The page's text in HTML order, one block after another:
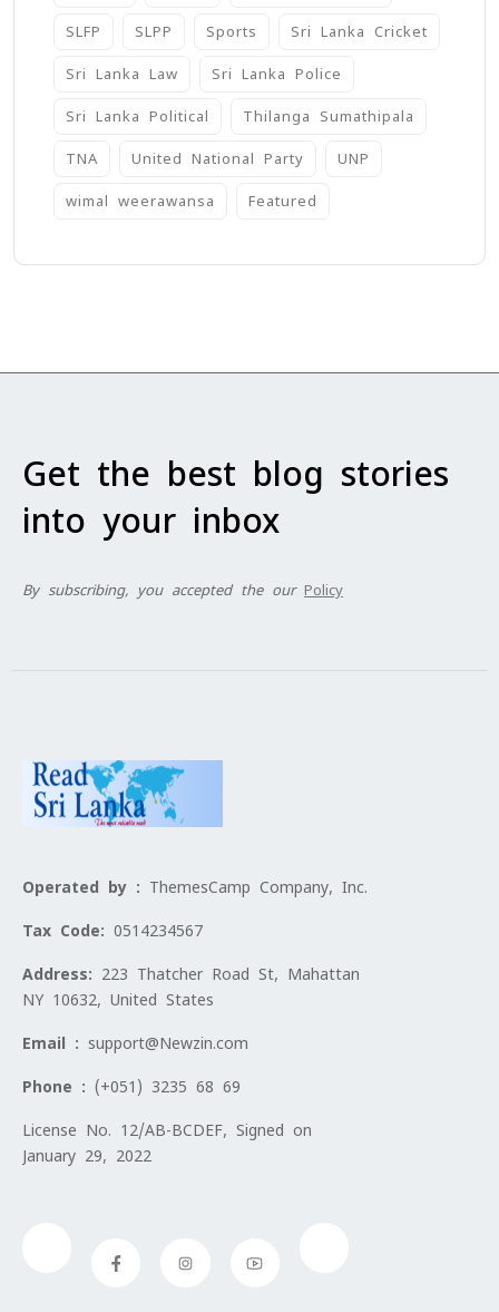
SLFP SLPP Sports Sri Lanka Cricket
Sri Lanka Law Sri Lanka Police
Sri Lanka Political Thilanga Sumathipala
TNA United National Party UNP
wimal weerawansa ‍Featured
Get the best blog stories
into your inbox
By subscribing, you accepted the our Policy
Operated by : ThemesCamp Company, Inc.
Tax Code: 0514234567
Address: 223 Thatcher Road St, Mahattan
NY 10632, United States
Email : support@Newzin.com
Phone : (+051) 3235 68 69
License No. 12/AB-BCDEF, Signed on
January 29, 2022